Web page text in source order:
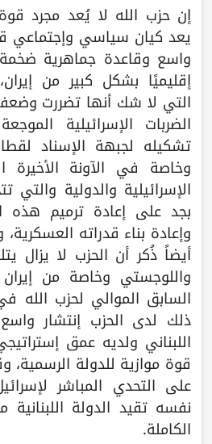
إن حزب الله لا يُعد مجرد
يعد كيان سياسي وإجتماعي
واسع وقاعدة جماهرية
إقليميًا بشكل كبير من
التي لا شك أنها تضررت
الضربات الإسرائيلية
تشكيله لجبهة الإسناد
وخاصة في الآونة الأخيرة
الإسرائيلية والدولية
بجد على إعادة ترميم هذه
وإعادة بناء قدراته
أيضاً ذُكر أن الحزب لا يزال
واللوجستي وخاصة من
السابق الموالي لحزب الله
ذلك لدى الحزب إنتشار
اللبناني ولديه عمق
قوة موازية للدولة
على التحدي المباشر
نفسه تقيد الدولة
الكاملة.